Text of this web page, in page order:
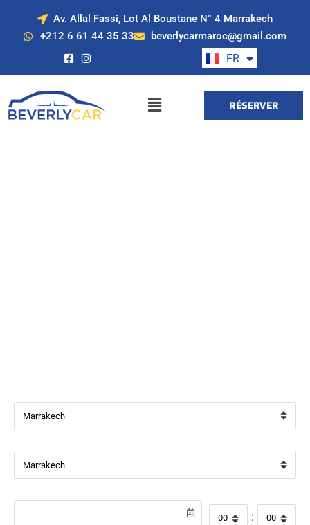
Av. Allal Fassi, Lot Al Boustane N° 4 Marrakech
+212 6 61 44 35 33
beverlycarmaroc@gmail.com
FR
EN
ES
DE
RÉSERVER
: